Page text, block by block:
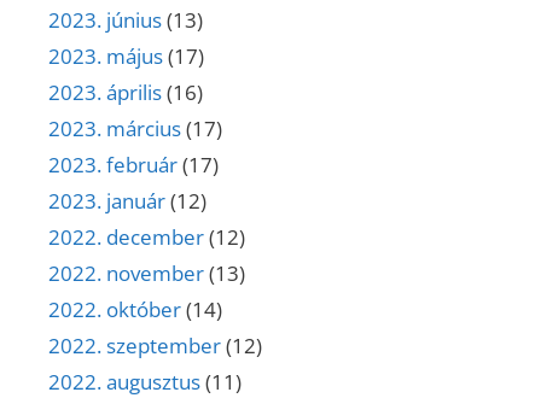
2023. június(13)
2023. május(17)
2023. április(16)
2023. március(17)
2023. február(17)
2023. január(12)
2022. december(12)
2022. november(13)
2022. október(14)
2022. szeptember(12)
2022. augusztus(11)